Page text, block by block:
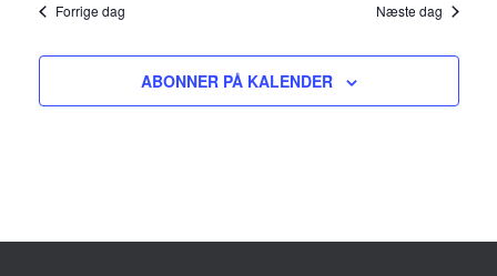
o
Forrige dag Næste dag
ABONNER PÅ KALENDER